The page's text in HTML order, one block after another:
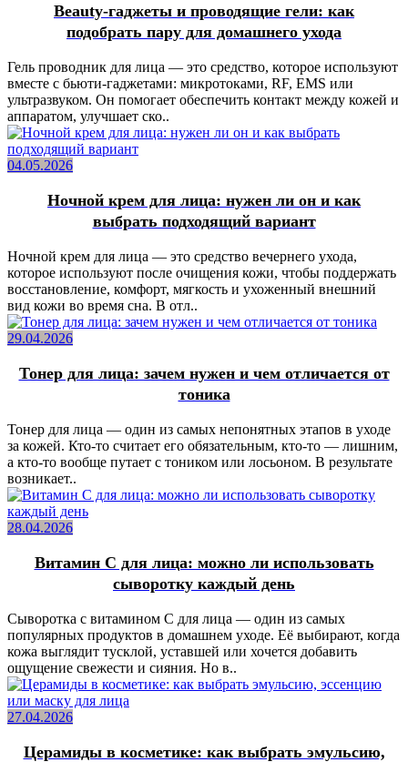
Beauty-гаджеты и проводящие гели: как
подобрать пару для домашнего ухода
Гель проводник для лица — это средство, которое используют
вместе с бьюти-гаджетами: микротоками, RF, EMS или
ультразвуком. Он помогает обеспечить контакт между кожей и
аппаратом, улучшает ско..
04.05.2026
Ночной крем для лица: нужен ли он и как
выбрать подходящий вариант
Ночной крем для лица — это средство вечернего ухода,
которое используют после очищения кожи, чтобы поддержать
восстановление, комфорт, мягкость и ухоженный внешний
вид кожи во время сна. В отл..
29.04.2026
Тонер для лица: зачем нужен и чем отличается от
тоника
Тонер для лица — один из самых непонятных этапов в уходе
за кожей. Кто-то считает его обязательным, кто-то — лишним,
а кто-то вообще путает с тоником или лосьоном. В результате
возникает..
28.04.2026
Витамин C для лица: можно ли использовать
сыворотку каждый день
Сыворотка с витамином C для лица — один из самых
популярных продуктов в домашнем уходе. Её выбирают, когда
кожа выглядит тусклой, уставшей или хочется добавить
ощущение свежести и сияния. Но в..
27.04.2026
Церамиды в косметике: как выбрать эмульсию,